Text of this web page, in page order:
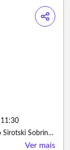
MUSIC PARK, Rodovia Jornalista Maurício Sirotski Sobrinho - Florianópolis/Santa Catarina
Ver mais